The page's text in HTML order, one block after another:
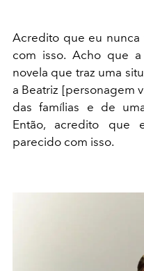
Acredito que eu nunca
com isso. Acho que
novela que traz uma
a Beatriz [personagem
das famílias e de
Então, acredito que
parecido com isso.